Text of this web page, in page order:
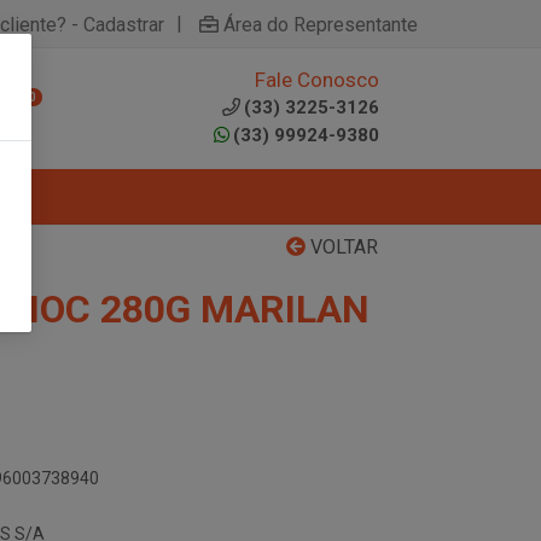
- Cadastrar | Área do Representante
0
Fale Conosco
(33) 3225-3126
(33) 99924-9380
VOLTAR
280G MARILAN
S/A